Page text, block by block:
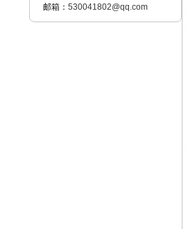
邮箱： 530041802@qq.com